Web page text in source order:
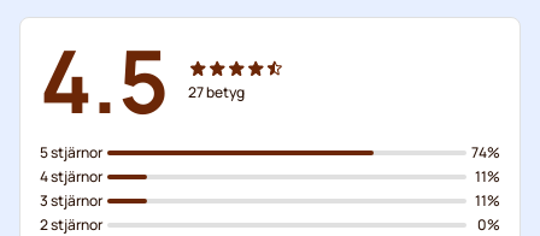
4.5 27betyg
5 stjärnor
4 stjärnor
3 stjärnor
2 stjärnor
74%
11%
11%
0%